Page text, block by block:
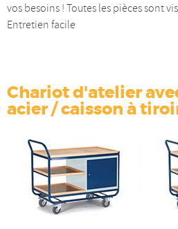
vos besoins ! Toutes les pièces sont
Entretien facile
Chariot d'atelier
acier / caisson à